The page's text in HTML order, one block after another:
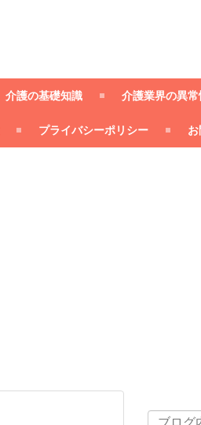
介護の基礎知識 介護業界の異
プライバシーポリシー